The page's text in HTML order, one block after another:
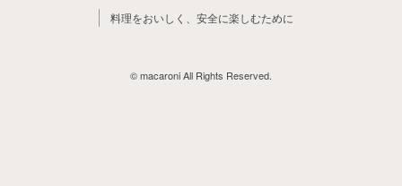
料理をおいしく、安全に楽しむために
© macaroni All Rights Reserved.